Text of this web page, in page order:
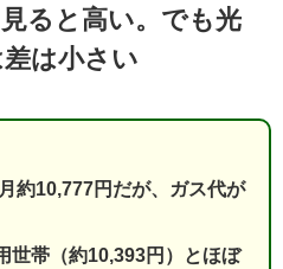
ると高い。でも光
は小さい
約10,777円だが、ガス代が
世帯（約10,393円）とほぼ